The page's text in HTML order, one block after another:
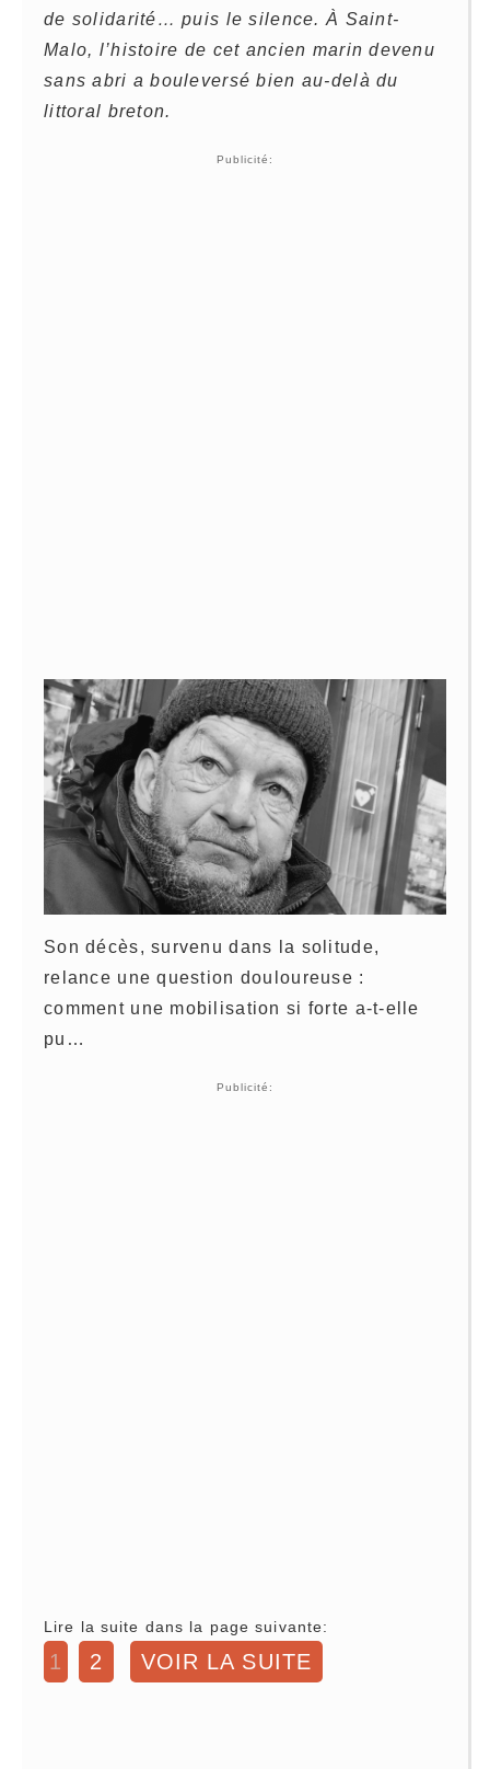
de solidarité… puis le silence. À Saint-
Malo, l’histoire de cet ancien marin devenu
sans abri a bouleversé bien au-delà du
littoral breton.
Publicité:
Son décès, survenu dans la solitude,
relance une question douloureuse :
comment une mobilisation si forte a-t-elle
pu…
Publicité:
Lire la suite dans la page suivante:
1 2 VOIR LA SUITE